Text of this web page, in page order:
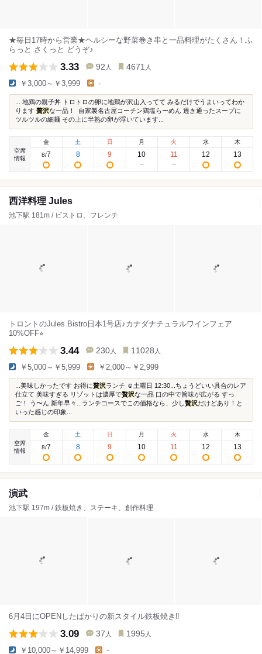
★毎日17時から営業★ヘルシーな野菜巻き串と一品料理がたくさん！ふ
らっと さくっと どうぞ♪
3.33 92 人 4671 人
￥3,000～￥3,999 -
...⁡ 地鶏の親子丼 トロトロの卵に地鶏が沢山入ってて みるだけでうまいってわか
ります 贅沢な一品！ ⁡ 自家製名古屋コーチン鶏塩らーめん 透き通ったスープに
ツルツルの細麺 その上に半熟の卵が浮いています...
空席
情報
金
8/7
土
8
日
9
月
10
火
11
水
12
木
13
西洋料理 Jules
池下駅 181m / ビストロ、フレンチ
トロントのJules Bistro日本1号店♪カナダナチュラルワインフェア
10%OFF⭐︎
3.44 230 人 11028 人
￥5,000～￥5,999 ￥2,000～￥2,999
...美味しかったです お得に贅沢ランチ ☺︎土曜日 12:30...ちょうどいい具合のレア
仕立て 美味すぎる リゾットは濃厚で贅沢な一品 口の中で旨味が広がる すっ
ご！ う〜ん 新年早々...ランチコースでこの価格なら、少し贅沢だけどあり！と
いった感じの印象...
空席
情報
金
8/7
土
8
日
9
月
10
火
11
水
12
木
13
演武
池下駅 197m / 鉄板焼き、ステーキ、創作料理
6月4日にOPENしたばかりの新スタイル鉄板焼き‼️
3.09 37 人 1995 人
￥10,000～￥14,999 -